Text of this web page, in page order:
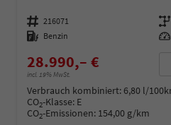
Fahrzeugnummer 216071 Getriebe
Kraftstoff Benzin Leistung
28.990,– €
incl. 19% MwSt.
Verbrauch kombiniert:6,80 l/
CO2-Klasse: E
CO2-Emissionen: 154,00 g/km